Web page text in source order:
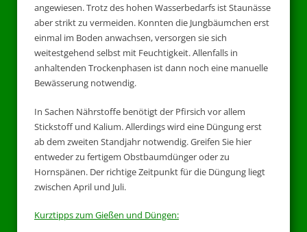
angewiesen. Trotz des hohen Wasserbedarfs ist Staunässe
aber strikt zu vermeiden. Konnten die Jungbäumchen erst
einmal im Boden anwachsen, versorgen sie sich
weitestgehend selbst mit Feuchtigkeit. Allenfalls in
anhaltenden Trockenphasen ist dann noch eine manuelle
Bewässerung notwendig.
In Sachen Nährstoffe benötigt der Pfirsich vor allem
Stickstoff und Kalium. Allerdings wird eine Düngung erst
ab dem zweiten Standjahr notwendig. Greifen Sie hier
entweder zu fertigem Obstbaumdünger oder zu
Hornspänen. Der richtige Zeitpunkt für die Düngung liegt
zwischen April und Juli.
Kurztipps zum Gießen und Düngen: